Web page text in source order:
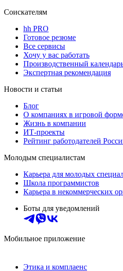
Соискателям
hh PRO
Готовое резюме
Все сервисы
Хочу у вас работать
Производственный
Экспертная рекомендация
Новости и статьи
Блог
О компаниях в игровой
Жизнь в компании
ИТ-проекты
Рейтинг работодателей
Молодым специалистам
Карьера для молодых
Школа программистов
Карьера в некоммерческих
Боты для уведомлений
Мобильное приложение
Этика и комплаенс